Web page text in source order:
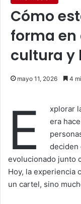
Cómo
forma en
cultura y
mayo 11, 2026 4
E
xplorar
era
deciden
evolucionado junto
Hoy, la experiencia
un cartel, sino